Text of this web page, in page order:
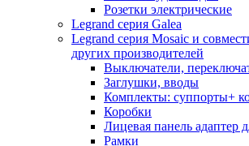
Розетки электрические
Legrand серия Galea
Legrand серия Mosaic и
других производителей
Выключатели,
Заглушки, вводы
Комплекты: суппорты+
Коробки
Лицевая панель адаптер
Рамки